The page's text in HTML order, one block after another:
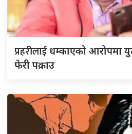
प्रहरीलाई धम्काएको आरोपमा
फेरी पक्राउ